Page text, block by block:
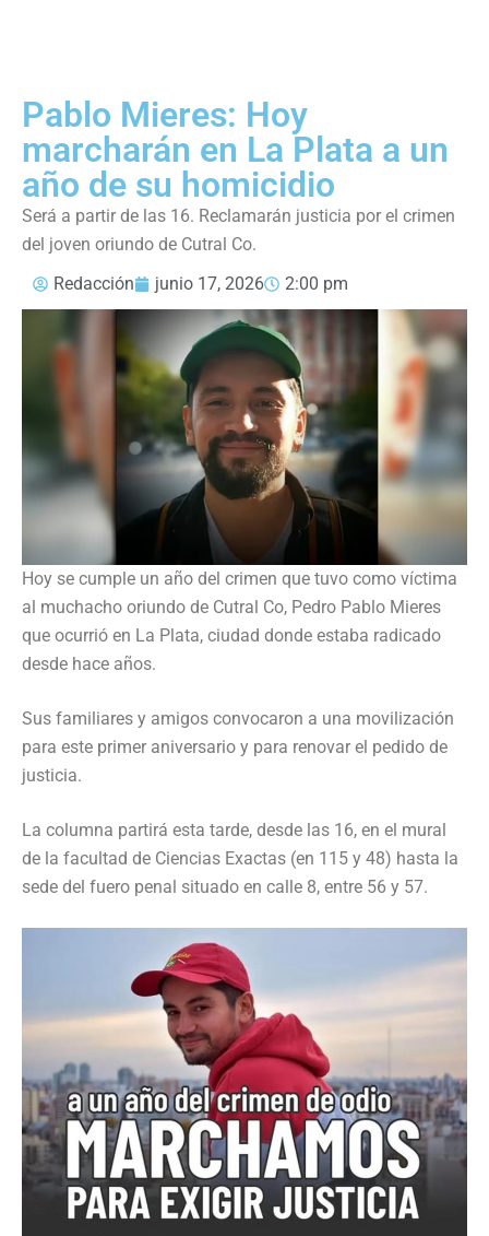
Pablo Mieres: Hoy
marcharán en La Plata a un
año de su homicidio
Será a partir de las 16. Reclamarán justicia por el crimen
del joven oriundo de Cutral Co.
Redacción
junio 17, 2026 2:00 pm
Hoy se cumple un año del crimen que tuvo como víctima
al muchacho oriundo de Cutral Co, Pedro Pablo Mieres
que ocurrió en La Plata, ciudad donde estaba radicado
desde hace años.
Sus familiares y amigos convocaron a una movilización
para este primer aniversario y para renovar el pedido de
justicia.
La columna partirá esta tarde, desde las 16, en el mural
de la facultad de Ciencias Exactas (en 115 y 48) hasta la
sede del fuero penal situado en calle 8, entre 56 y 57.